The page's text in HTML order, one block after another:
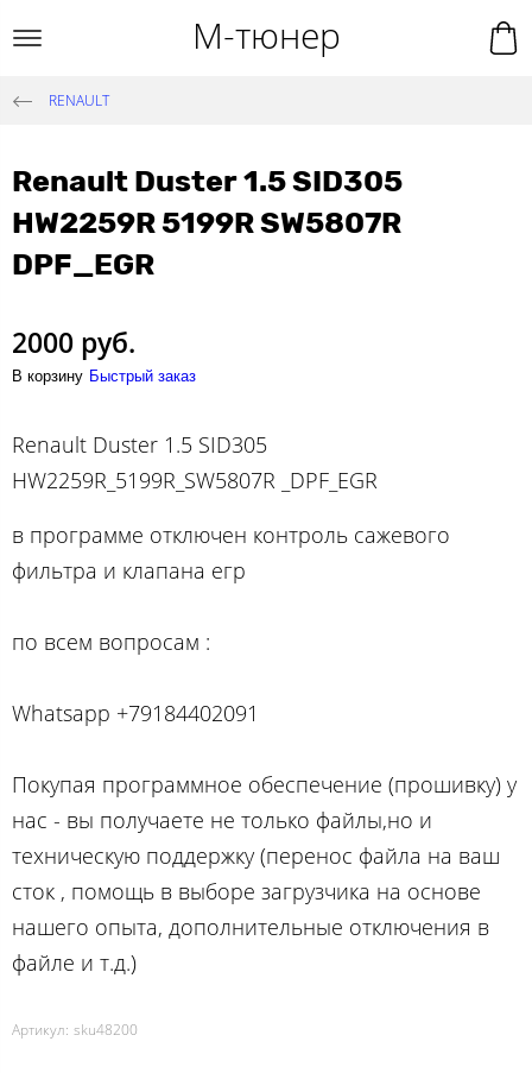
М-тюнер
RENAULT
Renault Duster 1.5 SID305
HW2259R 5199R SW5807R
DPF_EGR
2000 руб.
В корзину Быстрый заказ
Renault Duster 1.5 SID305
HW2259R_5199R_SW5807R _DPF_EGR
в программе отключен контроль сажевого
фильтра и клапана егр
по вcем вопросам :
Whatsapp +79184402091
Покупая программное обеспечение (прошивку) у
нас - вы получаете не только файлы,но и
техническую поддержку (перенос файла на ваш
сток , помощь в выборе загрузчика на основе
нашего опыта, дополнительные отключения в
файле и т.д.)
Артикул: sku48200